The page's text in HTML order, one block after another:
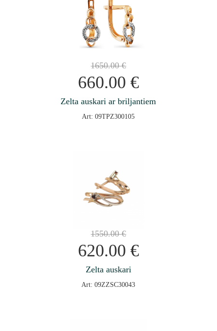
1650.00€
660.00 €
Zelta auskari ar briljantiem
Art: 09TPZ300105
1550.00€
620.00 €
Zelta auskari
Art: 09ZZSC30043